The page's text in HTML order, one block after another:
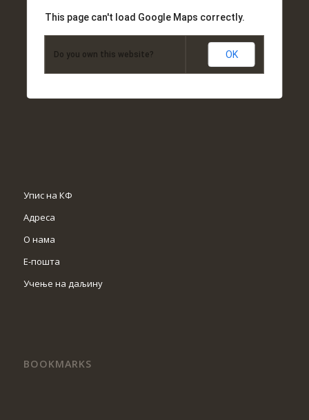
This page can't load Google Maps correctly.
Do you own this website? OK
Упис на КФ
Адреса
О нама
Е-пошта
Учење на даљину
BOOKMARKS